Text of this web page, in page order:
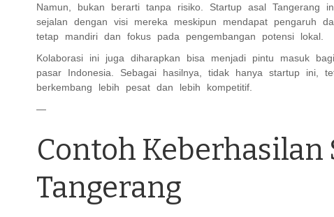
Namun, bukan berarti tanpa risiko. Startup asal Tangerang
sejalan dengan visi mereka meskipun mendapat pengaruh
tetap mandiri dan fokus pada pengembangan potensi lokal.
Kolaborasi ini juga diharapkan bisa menjadi pintu masuk
pasar Indonesia. Sebagai hasilnya, tidak hanya startup ini,
berkembang lebih pesat dan lebih kompetitif.
—
Contoh Keberhasilan
Tangerang